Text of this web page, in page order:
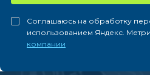
Соглашаюсь на обработку
использованием Яндекс.
компании